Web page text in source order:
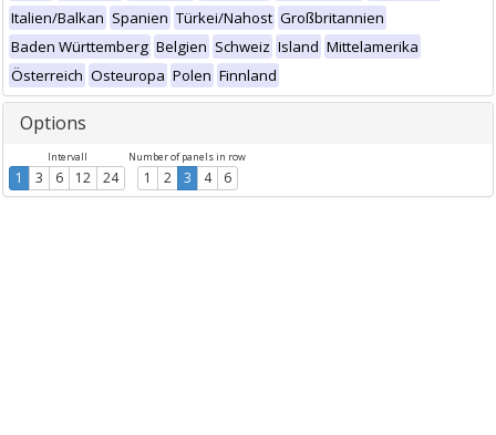
Italien/Balkan Spanien Türkei/Nahost Großbritannien
Baden Württemberg Belgien Schweiz Island Mittelamerika
Österreich Osteuropa Polen Finnland
Options
Intervall
1 3 6 12 24
Number of panels in row
1 2 3 4 6